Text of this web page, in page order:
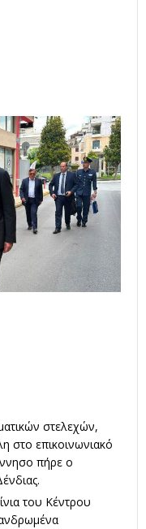
στελεχών,
στο επικοινωνιακό
πήρε ο
του Κέντρου